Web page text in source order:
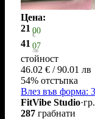
Цена:
21 00
€
41 07
лв
стойност
46.02 € / 90.01 лв
54% отстъпка
Влез във форма:
FitVibe Studio·
287 грабнати